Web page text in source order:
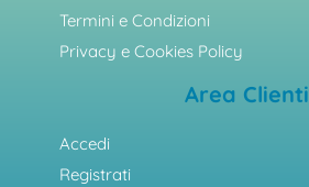
Termini e Condizioni
Privacy e Cookies Policy
Area Clienti
Accedi
Registrati